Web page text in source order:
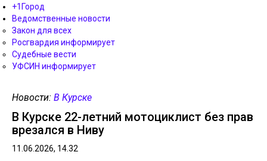
+1Город
Ведомственные новости
Закон для всех
Росгвардия информирует
Судебные вести
УФСИН информирует
Новости: В Курске
В Курске 22-летний мотоциклист без прав
врезался в Ниву
11.06.2026, 14.32